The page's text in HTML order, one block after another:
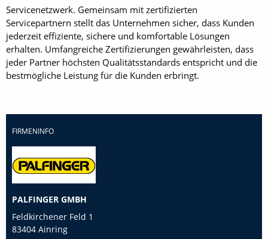
Servicenetzwerk. Gemeinsam mit zertifizierten
Servicepartnern stellt das Unternehmen sicher, dass Kunden
jederzeit effiziente, sichere und komfortable Lösungen
erhalten. Umfangreiche Zertifizierungen gewährleisten, dass
jeder Partner höchsten Qualitätsstandards entspricht und die
bestmögliche Leistung für die Kunden erbringt.
FIRMENINFO
PALFINGER GMBH
Feldkirchener Feld 1
83404 Ainring